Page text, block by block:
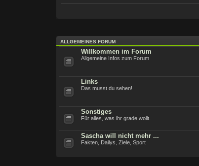
ALLGEMEINES FORUM
Willkommen im Forum
Allgemeine Infos zum Forum
Links
Das musst du sehen!
Sonstiges
Für alles, was ihr grade wollt.
Sascha will nicht mehr ...
Fakten, Dailys, Ziele, Sport